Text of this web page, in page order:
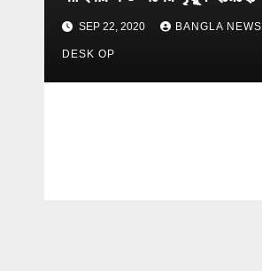
i
o
SEP 22, 2020 BANGLA NEWS
DESK OP